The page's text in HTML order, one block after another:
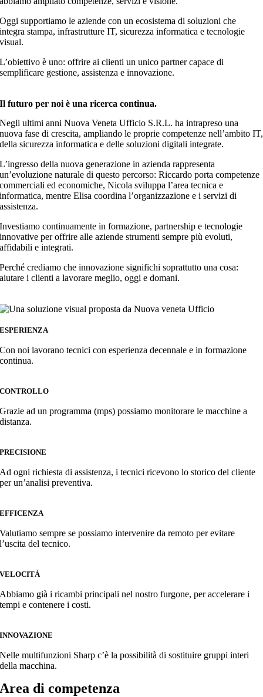
Oggi supportiamo le aziende con un ecosistema di soluzioni che
integra stampa, infrastrutture IT, sicurezza informatica e tecnologie
visual.
L’obiettivo è uno: offrire ai clienti un unico partner capace di
semplificare gestione, assistenza e innovazione.
Il futuro per noi è una ricerca continua.
Negli ultimi anni Nuova Veneta Ufficio S.R.L. ha intrapreso una
nuova fase di crescita, ampliando le proprie competenze nell’ambito IT,
della sicurezza informatica e delle soluzioni digitali integrate.
L’ingresso della nuova generazione in azienda rappresenta
un’evoluzione naturale di questo percorso: Riccardo porta competenze
commerciali ed economiche, Nicola sviluppa l’area tecnica e
informatica, mentre Elisa coordina l’organizzazione e i servizi di
assistenza.
Investiamo continuamente in formazione, partnership e tecnologie
innovative per offrire alle aziende strumenti sempre più evoluti,
affidabili e integrati.
Perché crediamo che innovazione significhi soprattutto una cosa:
aiutare i clienti a lavorare meglio, oggi e domani.
ESPERIENZA
Con noi lavorano tecnici con esperienza decennale e in formazione
continua.
CONTROLLO
Grazie ad un programma (mps) possiamo monitorare le macchine a
distanza.
PRECISIONE
Ad ogni richiesta di assistenza, i tecnici ricevono lo storico del cliente
per un’analisi preventiva.
EFFICENZA
Valutiamo sempre se possiamo intervenire da remoto per evitare
l’uscita del tecnico.
VELOCITÀ
Abbiamo già i ricambi principali nel nostro furgone, per accelerare i
tempi e contenere i costi.
INNOVAZIONE
Nelle multifunzioni Sharp c’è la possibilità di sostituire gruppi interi
della macchina.
Area di competenza